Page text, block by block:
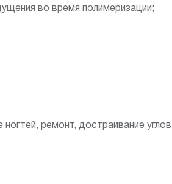
во время полимеризации;
ремонт, достраивание